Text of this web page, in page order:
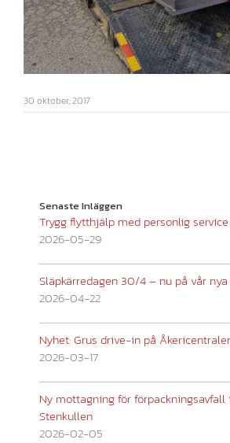
30 oktober, 2017
Senaste Inläggen
Trygg flytthjälp med personlig service
2026-05-29
Släpkärredagen 30/4 – nu på vår
2026-04-22
Nyhet: Grus drive-in på
2026-03-17
Ny mottagning för förpackningsavfall
Stenkullen
2026-02-05